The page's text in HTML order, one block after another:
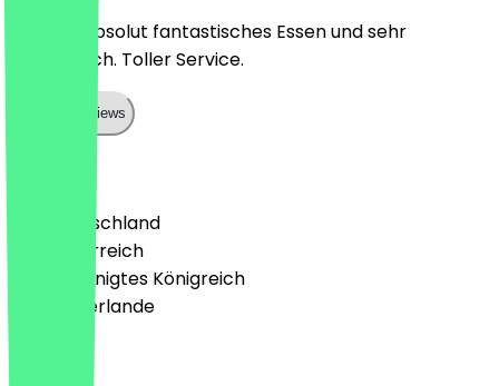
Wirklich absolut fantastisches Essen und sehr
authentisch. Toller Service.
Show all reviews
🇩🇪 Deutschland
🇦🇹 Österreich
🇬🇧 Vereinigtes Königreich
🇳🇱 Niederlande